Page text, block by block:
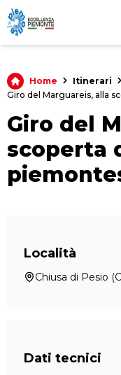
Home
Itinerari
Giro del Marguareis, alla
Giro del
scoperta
Località
Chiusa di Pesio
Dati tecnici